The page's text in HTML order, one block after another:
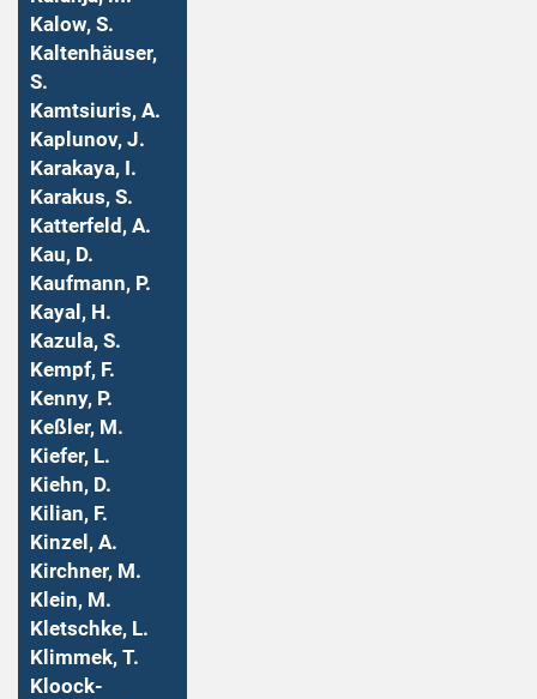
Kalow, S.
Kaltenhäuser,
S.
Kamtsiuris, A.
Kaplunov, J.
Karakaya, I.
Karakus, S.
Katterfeld, A.
Kau, D.
Kaufmann, P.
Kayal, H.
Kazula, S.
Kempf, F.
Kenny, P.
Keßler, M.
Kiefer, L.
Kiehn, D.
Kilian, F.
Kinzel, A.
Kirchner, M.
Klein, M.
Kletschke, L.
Klimmek, T.
Kloock-